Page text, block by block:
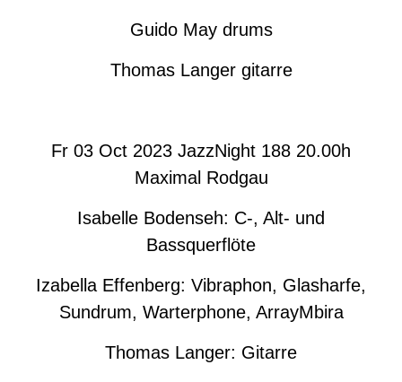
Guido May drums
Thomas Langer gitarre
Fr 03 Oct 2023 JazzNight 188 20.00h
Maximal Rodgau
Isabelle Bodenseh: C-, Alt- und
Bassquerflöte
Izabella Effenberg: Vibraphon, Glasharfe,
Sundrum, Warterphone, ArrayMbira
Thomas Langer: Gitarre